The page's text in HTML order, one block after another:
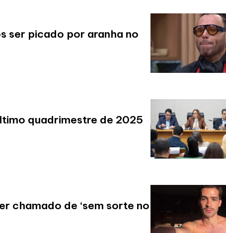
ser picado por aranha no
quadrimestre de 2025
chamado de ‘sem sorte no